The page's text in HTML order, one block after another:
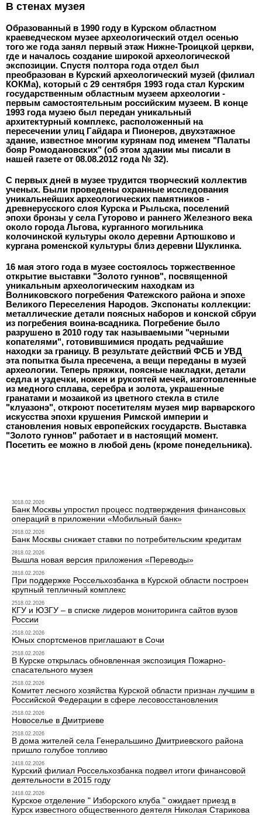
В стенах музея
Образованный в 1990 году в Курском областном
краеведческом музее археологический отдел осенью
того же года занял первый этаж Нижне-Троицкой церкви,
где и началось создание широкой археологической
экспозиции. Спустя полтора года отдел был
преобразован в Курский археологический музей (филиал
КОКМа), который с 29 сентября 1993 года стал Курским
государственным областным музеем археологии -
первым самостоятельным российским музеем. В конце
1993 года музею был передан уникальный
архитектурный комплекс, расположенный на
пересечении улиц Гайдара и Пионеров, двухэтажное
здание, известное многим курянам под именем "Палаты
бояр Ромодановских" (об этом здании мы писали в
нашей газете от 08.08.2012 года № 32).
С первых дней в музее трудится творческий коллектив
ученых. Были проведены охранные исследования
уникальнейших археологических памятников -
древнерусского слоя Курска и Рыльска, поселений
эпохи бронзы у села Гуторово и раннего Железного века
около города Льгова, курганного могильника
колочинской культуры около деревни Артюшково и
кургана роменской культуры близ деревни Шуклинка.
16 мая этого года в музее состоялось торжественное
открытие выставки "Золото гуннов", посвященной
уникальным археологическим находкам из
Волниковского погребения Фатежского района и эпохе
Великого Переселения Народов. Экспонаты коллекции:
металлические детали поясных наборов и конской сбруи
из погребения воина-всадника. Погребение было
разрушено в 2010 году так называемыми "черными
копателями", готовившимися продать редчайшие
находки за границу. В результате действий ФСБ и УВД
эта попытка была пресечена, а вещи переданы в музей
археологии. Теперь пряжки, поясные накладки, детали
седла и уздечки, ножен и рукоятей мечей, изготовленные
из медного сплава, серебра и золота, украшенные
гранатами и мозаикой из цветного стекла в стиле
"клуазонэ", откроют посетителям музея мир варварского
искусства эпохи крушения Римской империи и
становления новых европейских государств. Выставка
"Золото гуннов" работает и в настоящий момент.
Посетить ее можно в любой день (кроме понедельника).
3018.02.2026
Банк Москвы упростил процесс подтверждения финансовых
операций в приложении «Мобильный банк»
2918.02.2026
Банк Москвы снижает ставки по потребительским кредитам
2818.02.2026
Вышла новая версия приложения «Переводы»
2818.02.2026
При поддержке Россельхозбанка в Курской области построен
крупный тепличный комплекс
2518.02.2026
КГУ и ЮЗГУ – в списке лидеров мониторинга сайтов вузов
России
2518.02.2026
Юных спортсменов приглашают в Сочи
2518.02.2026
В Курске открылась обновленная экспозиция Пожарно-
спасательного музея
2518.02.2026
Комитет лесного хозяйства Курской области признан лучшим в
Российской Федерации в сфере лесовосстановления
2518.02.2026
Новоселье в Дмитриеве
2518.02.2026
В дома жителей села Генеральшино Дмитриевского района
пришло голубое топливо
2418.02.2026
Курский филиал Россельхозбанка подвел итоги финансовой
деятельности в 2015 году
2418.02.2026
Курское отделение " Изборского клуба " ожидает приезд в
Курск известного общественного деятеля Николая Старикова